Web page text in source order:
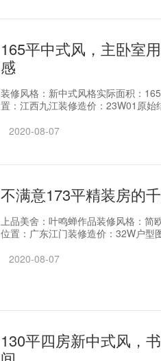
165平中式风，主卧室
感
装修风格：新中式风格实际面积：
置：江西九江装修造价：23W01原始
2020-08-07
不满意173平精装房的
上品美舍：叶鸣蝉作品装修风格：简
位置：广东江门装修造价：32W户型
2020-08-07
130平四房新中式风，